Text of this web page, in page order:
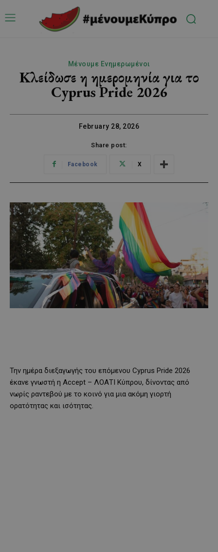
Μένουμε Ενημερωμένοι
Κλείδωσε η ημερομηνία για το
Cyprus Pride 2026
February 28, 2026
Share post:
Facebook X
Την ημέρα διεξαγωγής του επόμενου Cyprus Pride 2026
έκανε γνωστή η Accept – ΛΟΑΤΙ Κύπρου, δίνοντας από
νωρίς ραντεβού με το κοινό για μια ακόμη γιορτή
ορατότητας και ισότητας.